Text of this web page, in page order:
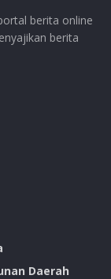
berita online
berita
Daerah